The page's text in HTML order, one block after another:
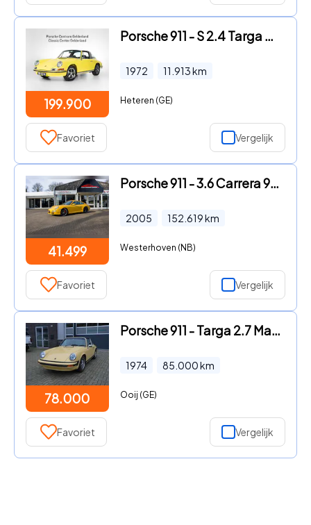
199.900
Porsche 911 - S 2.4 Targa Ölklappe
1972 11.913km
Heteren (GE)
Favoriet Vergelijk
41.499
Porsche 911 - 3.6 Carrera 997 Youngtimer/Facelift/Speedgelb/Dak/Led/Histor
2005 152.619km
Westerhoven (NB)
Favoriet Vergelijk
78.000
Porsche 911 - Targa 2.7 Matchingnumbers
1974 85.000km
Ooij (GE)
Favoriet Vergelijk